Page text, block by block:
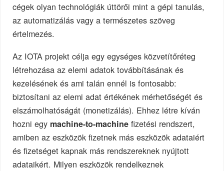
cégek olyan technológiák úttörői mint a gépi tanulás,
az automatizálás vagy a természetes szöveg
értelmezés.
Az IOTA projekt célja egy egységes közvetítőréteg
létrehozása az elemi adatok továbbításának és
kezelésének és ami talán ennél is fontosabb:
biztosítani az elemi adat értékének mérhetőségét és
elszámolhatóságát (monetizálás). Ehhez létre kíván
hozni egy machine-to-machine fizetési rendszert,
amiben az eszközök fizetnek más eszközök adataiért
és fizetséget kapnak más rendszereknek nyújtott
adataikért. Milyen eszközök rendelkeznek